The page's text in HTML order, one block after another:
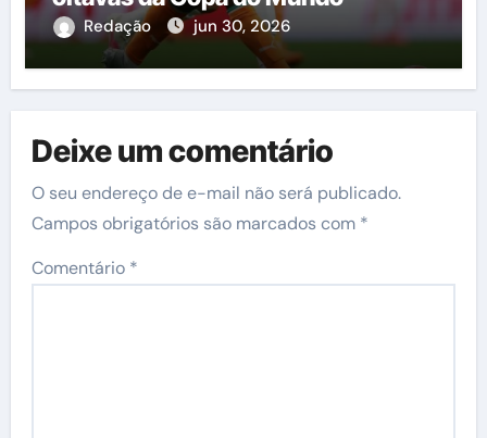
Redação jun 30, 2026
Deixe um comentário
O seu endereço de e-mail não será publicado.
Campos obrigatórios são marcados com *
Comentário *